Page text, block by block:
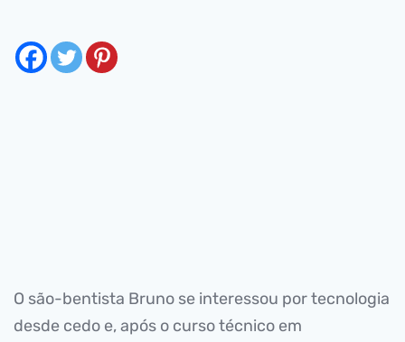
O são-bentista Bruno se interessou por tecnologia
desde cedo e, após o curso técnico em